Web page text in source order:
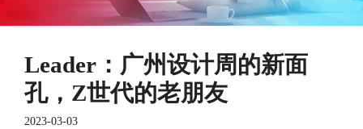
Leader：广州设计周的新面
孔，Z世代的老朋友
2023-03-03